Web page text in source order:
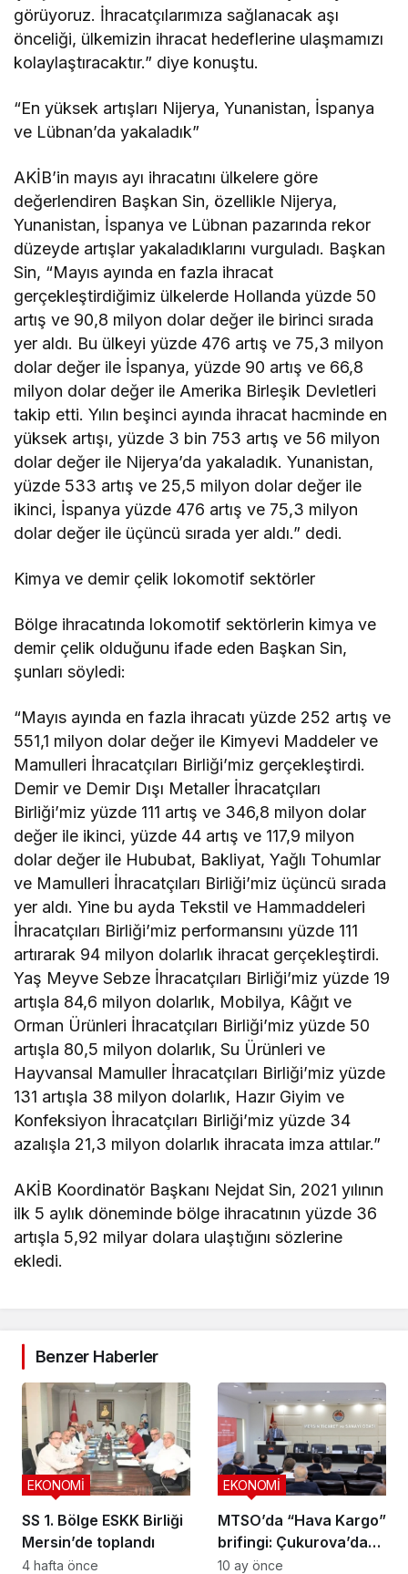
görüyoruz. İhracatçılarımıza sağlanacak aşı
önceliği, ülkemizin ihracat hedeflerine ulaşmamızı
kolaylaştıracaktır.” diye konuştu.
“En yüksek artışları Nijerya, Yunanistan, İspanya
ve Lübnan’da yakaladık”
AKİB’in mayıs ayı ihracatını ülkelere göre
değerlendiren Başkan Sin, özellikle Nijerya,
Yunanistan, İspanya ve Lübnan pazarında rekor
düzeyde artışlar yakaladıklarını vurguladı. Başkan
Sin, “Mayıs ayında en fazla ihracat
gerçekleştirdiğimiz ülkelerde Hollanda yüzde 50
artış ve 90,8 milyon dolar değer ile birinci sırada
yer aldı. Bu ülkeyi yüzde 476 artış ve 75,3 milyon
dolar değer ile İspanya, yüzde 90 artış ve 66,8
milyon dolar değer ile Amerika Birleşik Devletleri
takip etti. Yılın beşinci ayında ihracat hacminde en
yüksek artışı, yüzde 3 bin 753 artış ve 56 milyon
dolar değer ile Nijerya’da yakaladık. Yunanistan,
yüzde 533 artış ve 25,5 milyon dolar değer ile
ikinci, İspanya yüzde 476 artış ve 75,3 milyon
dolar değer ile üçüncü sırada yer aldı.” dedi.
Kimya ve demir çelik lokomotif sektörler
Bölge ihracatında lokomotif sektörlerin kimya ve
demir çelik olduğunu ifade eden Başkan Sin,
şunları söyledi:
“Mayıs ayında en fazla ihracatı yüzde 252 artış ve
551,1 milyon dolar değer ile Kimyevi Maddeler ve
Mamulleri İhracatçıları Birliği’miz gerçekleştirdi.
Demir ve Demir Dışı Metaller İhracatçıları
Birliği’miz yüzde 111 artış ve 346,8 milyon dolar
değer ile ikinci, yüzde 44 artış ve 117,9 milyon
dolar değer ile Hububat, Bakliyat, Yağlı Tohumlar
ve Mamulleri İhracatçıları Birliği’miz üçüncü sırada
yer aldı. Yine bu ayda Tekstil ve Hammaddeleri
İhracatçıları Birliği’miz performansını yüzde 111
artırarak 94 milyon dolarlık ihracat gerçekleştirdi.
Yaş Meyve Sebze İhracatçıları Birliği’miz yüzde 19
artışla 84,6 milyon dolarlık, Mobilya, Kâğıt ve
Orman Ürünleri İhracatçıları Birliği’miz yüzde 50
artışla 80,5 milyon dolarlık, Su Ürünleri ve
Hayvansal Mamuller İhracatçıları Birliği’miz yüzde
131 artışla 38 milyon dolarlık, Hazır Giyim ve
Konfeksiyon İhracatçıları Birliği’miz yüzde 34
azalışla 21,3 milyon dolarlık ihracata imza attılar.”
AKİB Koordinatör Başkanı Nejdat Sin, 2021 yılının
ilk 5 aylık döneminde bölge ihracatının yüzde 36
artışla 5,92 milyar dolara ulaştığını sözlerine
ekledi.
Benzer Haberler
SS 1. Bölge ESKK Birliği
Mersin’de toplandı
EKONOMİ
4 hafta önce
MTSO’da “Hava Kargo”
brifingi: Çukurova’dan
130+ ülkeye hızlı
EKONOMİ
10 ay önce